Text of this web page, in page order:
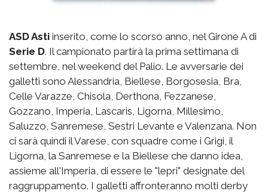
ASD Asti inserito, come lo scorso anno, nel Girone A di
Serie D. Il campionato partirà la prima settimana di
settembre, nel weekend del Palio. Le avversarie dei
galletti sono Alessandria, Biellese, Borgosesia, Bra,
Celle Varazze, Chisola, Derthona, Fezzanese,
Gozzano, Imperia, Lascaris, Ligorna, Millesimo,
Saluzzo, Sanremese, Sestri Levante e Valenzana. Non
ci sarà quindi il Varese, con squadre come i Grigi, il
Ligorna, la Sanremese e la Biellese che danno idea,
assieme all'Imperia, di essere le "lepri" designate del
raggruppamento. I galletti affronteranno molti derby